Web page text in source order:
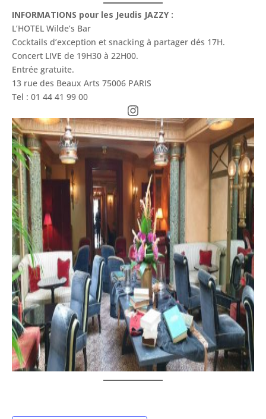
INFORMATIONS pour les Jeudis JAZZY :
L’HOTEL Wilde’s Bar
Cocktails d’exception et snacking à partager dés 17H.
Concert LIVE de 19H30 à 22H00.
Entrée gratuite.
13 rue des Beaux Arts 75006 PARIS
Tel : 01 44 41 99 00
Instagram